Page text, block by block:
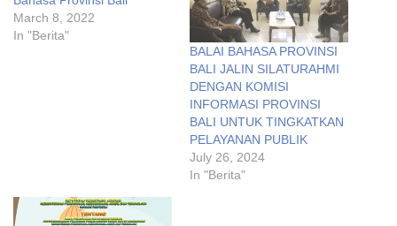
March 8, 2022
In "Berita"
BALAI BAHASA PROVINSI
BALI JALIN SILATURAHMI
DENGAN KOMISI
INFORMASI PROVINSI
BALI UNTUK TINGKATKAN
PELAYANAN PUBLIK
July 26, 2024
In "Berita"